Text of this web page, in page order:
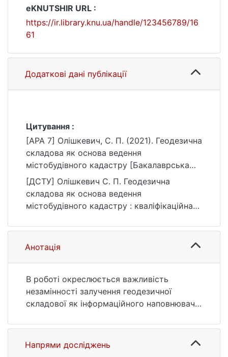
eKNUTSHIR URL :
https://ir.library.knu.ua/handle/123456789/16
61
Додаткові дані публікації
Цитування :
[APA 7] Олішкевич, С. П. (2021). Геодезична
складова як основа ведення
містобудівного кадастру [Бакалаврська
робота, Київський національний
університет імені Тараса Шевченка].
eKNUTSHIR.
https://ir.library.knu.ua/handle/123456789/16
61
[ДСТУ] Олішкевич С. П. Геодезична
складова як основа ведення
містобудівного кадастру : кваліфікаційна
будівництво. Київ, 2021. 65 с. URL:
https://ir.library.knu.ua/handle/123456789/16
61 (дата звернення: 25.07.2026).
Анотація
В роботі окреслюється важливість
незамінності залучення геодезичної
складової як інформаційного наповнювача
базису як Державної годезичної мережі,
окремих геологічних вишукувань,
аерофотозйомок території та укладання
Напрями досліджень